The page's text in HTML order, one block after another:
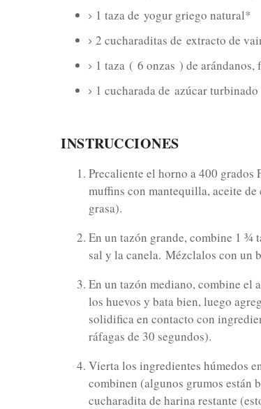
1 taza de yogur griego natural*
2 cucharaditas de extracto de
1 taza ( 6 onzas ) de arándanos,
1 cucharada de azúcar
INSTRUCCIONES
Precaliente el horno a 400 grados
muffins con mantequilla, aceite
grasa).
En un tazón grande, combine 1 ¾
sal y la canela. Mézclalos con un
En un tazón mediano, combine el
los huevos y bata bien, luego
solidifica en contacto con
ráfagas de 30 segundos).
Vierta los ingredientes húmedos
combinen (algunos grumos están
cucharadita de harina restante